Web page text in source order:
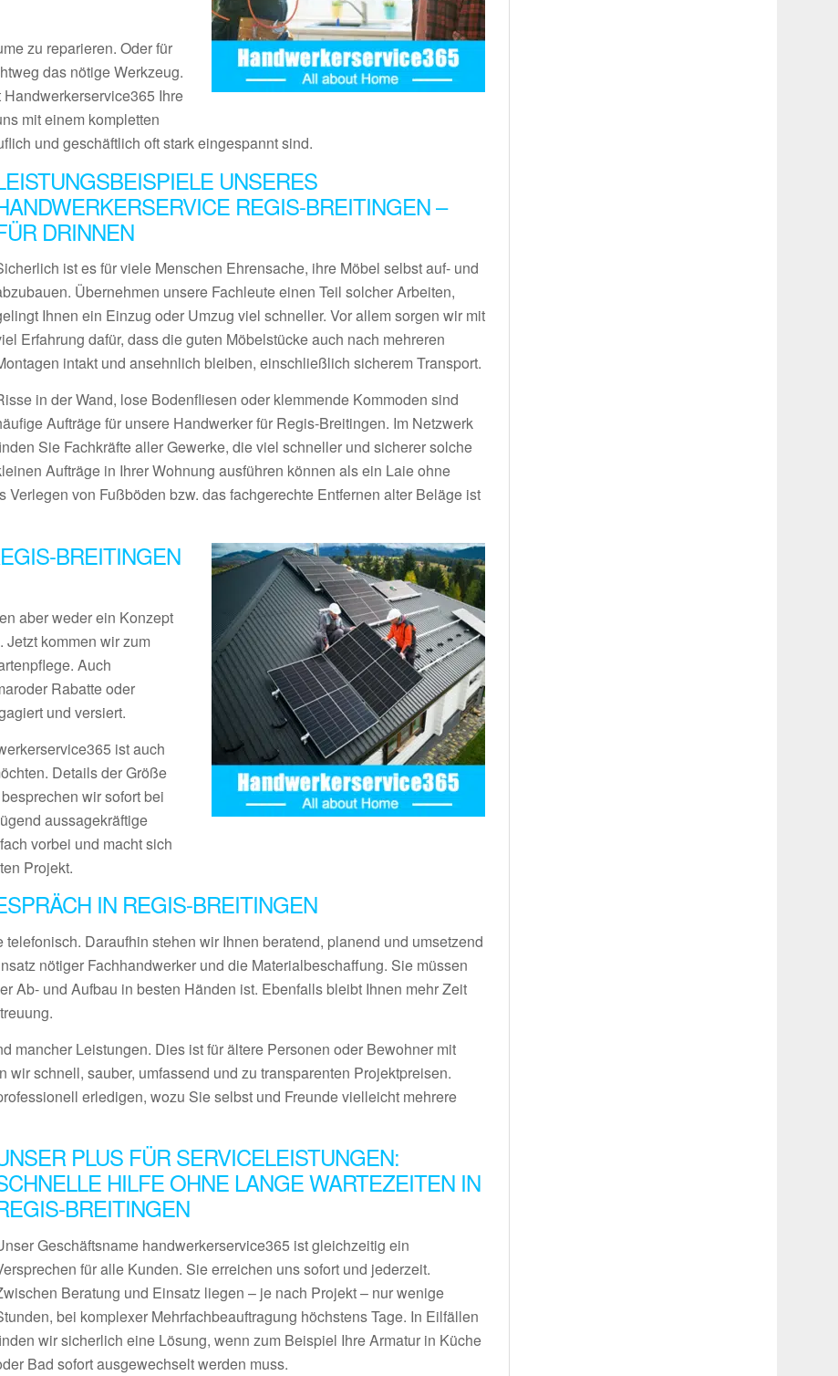
zu reparieren. Oder für
das nötige Werkzeug.
Ihre
mit einem kompletten
und geschäftlich oft stark eingespannt sind.
UNSERES
REGIS-BREITINGEN –
DRINNEN
ist es für viele Menschen Ehrensache, ihre Möbel selbst auf- und
Übernehmen unsere Fachleute einen Teil solcher Arbeiten,
Ihnen ein Einzug oder Umzug viel schneller. Vor allem sorgen wir mit
Erfahrung dafür, dass die guten Möbelstücke auch nach mehreren
intakt und ansehnlich bleiben, einschließlich sicherem Transport.
in der Wand, lose Bodenfliesen oder klemmende Kommoden sind
Aufträge für unsere Handwerker für Regis-Breitingen. Im Netzwerk
Sie Fachkräfte aller Gewerke, die viel schneller und sicherer solche
Aufträge in Ihrer Wohnung ausführen können als ein Laie ohne
von Fußböden bzw. das fachgerechte Entfernen alter Beläge ist
BREITINGEN
aber weder ein Konzept
kommen wir zum
Auch
Rabatte oder
und versiert.
ist auch
Details der Größe
wir sofort bei
aussagekräftige
vorbei und macht sich
Projekt.
IN REGIS-BREITINGEN
Daraufhin stehen wir Ihnen beratend, planend und umsetzend
nötiger Fachhandwerker und die Materialbeschaffung. Sie müssen
Ab- und Aufbau in besten Händen ist. Ebenfalls bleibt Ihnen mehr Zeit
mancher Leistungen. Dies ist für ältere Personen oder Bewohner mit
schnell, sauber, umfassend und zu transparenten Projektpreisen.
erledigen, wozu Sie selbst und Freunde vielleicht mehrere
PLUS FÜR SERVICELEISTUNGEN:
HILFE OHNE LANGE WARTEZEITEN IN
BREITINGEN
Geschäftsname handwerkerservice365 ist gleichzeitig ein
für alle Kunden. Sie erreichen uns sofort und jederzeit.
Beratung und Einsatz liegen – je nach Projekt – nur wenige
bei komplexer Mehrfachbeauftragung höchstens Tage. In Eilfällen
wir sicherlich eine Lösung, wenn zum Beispiel Ihre Armatur in Küche
Bad sofort ausgewechselt werden muss.